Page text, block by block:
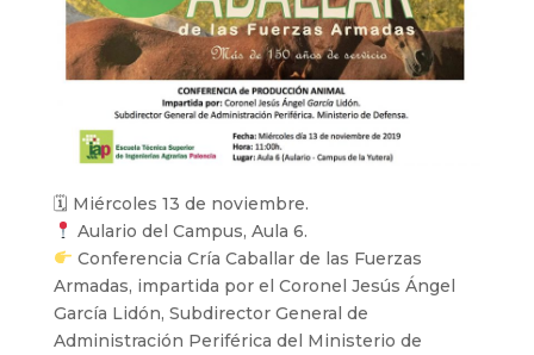
🗓 Miércoles 13 de noviembre.
Aulario del Campus, Aula 6.
Conferencia Cría Caballar de las Fuerzas
Armadas, impartida por el Coronel Jesús Ángel
García Lidón, Subdirector General de
Administración Periférica del Ministerio de